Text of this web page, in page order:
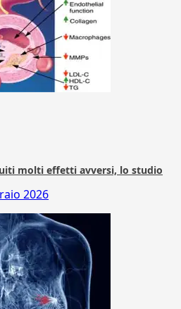
molti effetti avversi, lo studio
2026